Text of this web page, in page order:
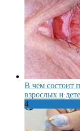
В чем состоит
взрослых и
4